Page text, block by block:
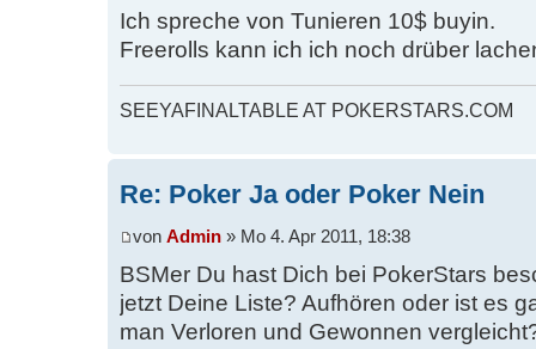
Ich spreche von Tunieren 10$ buyin.
Freerolls kann ich ich noch drüber
SEEYAFINALTABLE AT POKERSTARS.COM
Re: Poker Ja oder Poker Nein
von Admin » Mo 4. Apr 2011, 18:38
BSMer Du hast Dich bei PokerStars
jetzt Deine Liste? Aufhören oder ist es
man Verloren und Gewonnen